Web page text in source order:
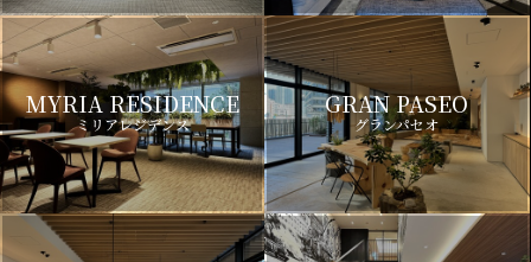
MYRIA RESIDENCE
ミリアレジデンス
GRAN PASEO
グランパセオ